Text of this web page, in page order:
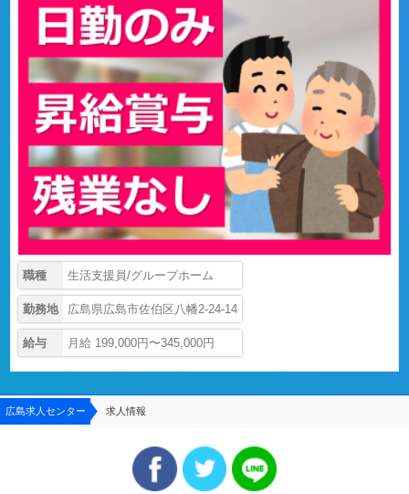
職種 生活支援員/グループホーム
勤務地 広島県広島市佐伯区八幡2-24-14
給与 月給 199,000円〜345,000円
広島求人センター 求人情報